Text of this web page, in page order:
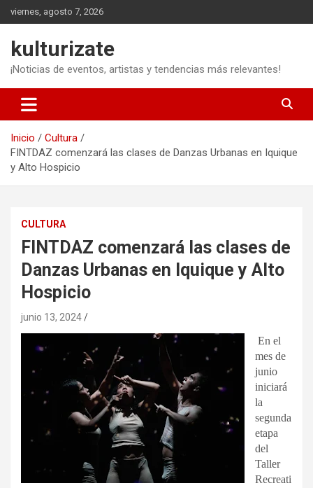
Saltar
al
viernes, agosto 7, 2026
kulturizate
¡Noticias de eventos, artistas y tendencias más relevantes!
Inicio
Cultura
FINTDAZ comenzará las clases de Danzas Urbanas en Iquique
y Alto Hospicio
CULTURA
FINTDAZ comenzará las clases de
Danzas Urbanas en Iquique y Alto
Hospicio
junio 13, 2024
En el
mes de
junio
iniciará
la
segunda
etapa
del
Taller
Recreati